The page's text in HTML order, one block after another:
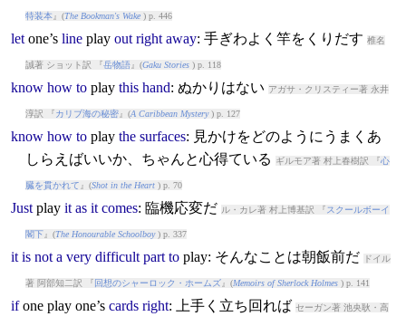
特装本』(The Bookman's Wake) p. 446
letone’s line play out right away: 手ぎわよく竿をくりだす 椎名
誠著 ショット訳 『岳物語』(Gaku Stories) p. 118
know how to play this hand: ぬかりはない アガサ・クリスティー著 永井
淳訳 『 カリブ海の秘密』(A Caribbean Mystery) p. 127
know how to play the surfaces: 見かけをどのようにうまくあ
しらえばいいか、ちゃんと心得ている
ギルモア著 村上春樹訳 『心
臓を貫かれて 』(Shot in the Heart) p. 70
Just play it as it comes: 臨機応変だ ル・カレ著 村上博基訳 『 スクールボーイ
閣下 』(The Honourable Schoolboy) p. 337
it is not a very difficult part to play: そんなことは朝飯前だ ドイル
著 阿部知二訳 『 回想のシャーロック・ホームズ 』(Memoirs of Sherlock Holmes) p. 141
ifone playone’s cards right: 上手く立ち回れば セーガン著 池央耿・高